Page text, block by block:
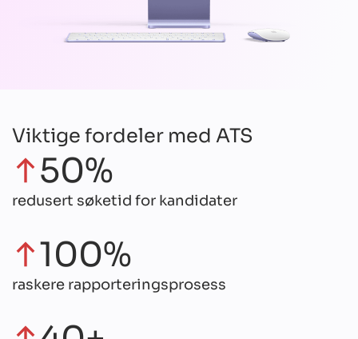
Viktige fordeler med ATS
50%
redusert søketid for kandidater
100%
raskere rapporteringsprosess